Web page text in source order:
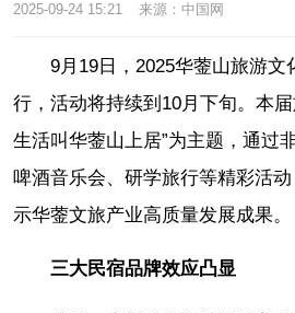
2025-09-24 15:21 来源：中国网
9月19日，2025华蓥山旅游
行，活动将持续到10月下旬。本
生活叫华蓥山上居”为主题，通过
啤酒音乐会、研学旅行等精彩活
示华蓥文旅产业高质量发展成果。
三大民宿品牌效应凸显